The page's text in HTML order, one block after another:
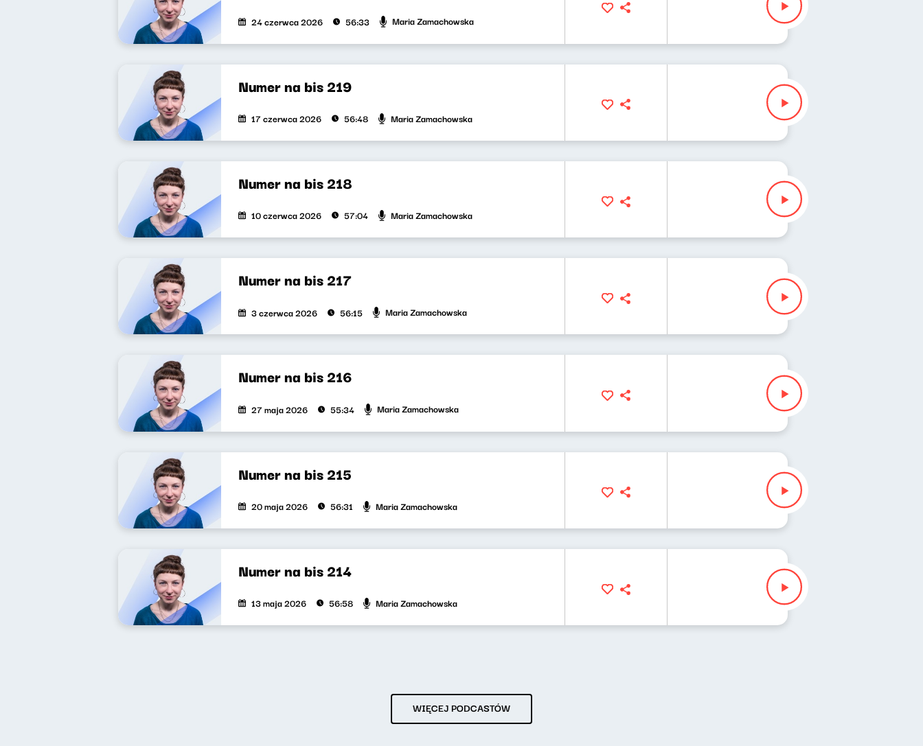
24 czerwca 2026 56:33 Maria Zamachowska
Numer na bis 219
17 czerwca 2026 56:48 Maria Zamachowska
Numer na bis 218
10 czerwca 2026 57:04 Maria Zamachowska
Numer na bis 217
3 czerwca 2026 56:15 Maria Zamachowska
Numer na bis 216
27 maja 2026 55:34 Maria Zamachowska
Numer na bis 215
20 maja 2026 56:31 Maria Zamachowska
Numer na bis 214
13 maja 2026 56:58 Maria Zamachowska
WIĘCEJ PODCASTÓW